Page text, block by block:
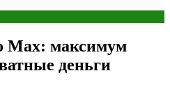
Max: максимум
деньги